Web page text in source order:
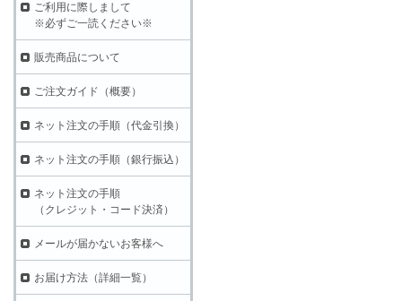
ご利用に際しまして
※必ずご一読ください※
販売商品について
ご注文ガイド（概要）
ネット注文の手順（代金引換）
ネット注文の手順（銀行振込）
ネット注文の手順
（クレジット・コード決済）
メールが届かないお客様へ
お届け方法（詳細一覧）